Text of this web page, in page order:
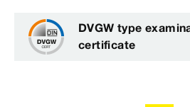
DVGW type
certificate